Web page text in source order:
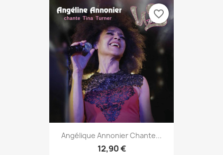
Angélique Annonier Chante...
12,90 €
favorite_border